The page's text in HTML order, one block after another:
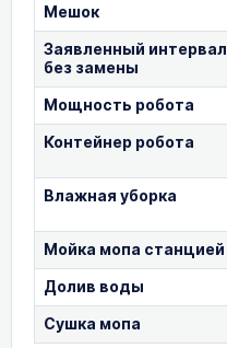
Мешок
Заявленный интервал
без замены
Мощность робота
Контейнер робота
Влажная уборка
Мойка мопа станцией
Долив воды
Сушка мопа